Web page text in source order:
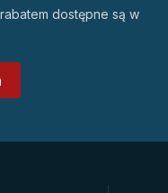
dostępne są w